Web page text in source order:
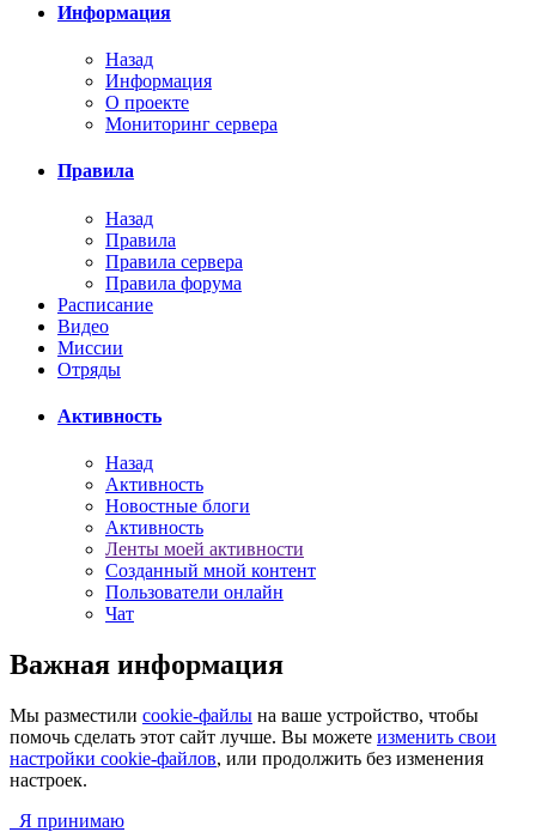
Информация
Назад
Информация
О проекте
Мониторинг сервера
Правила
Назад
Правила
Правила сервера
Правила форума
Расписание
Видео
Миссии
Отряды
Активность
Назад
Активность
Новостные блоги
Активность
Ленты моей активности
Созданный мной контент
Пользователи онлайн
Чат
Важная информация
Мы разместили cookie-файлы на ваше устройство, чтобы
помочь сделать этот сайт лучше. Вы можете изменить свои
настройки cookie-файлов, или продолжить без изменения
настроек.
Я принимаю